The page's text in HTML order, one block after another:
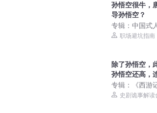
孙悟空很牛，
导孙悟空？
专辑： 中国式
懂人心、通人情
职场避坑指南
除了孙悟空，
孙悟空还高，
专辑：
《西游
史剧诡事解读